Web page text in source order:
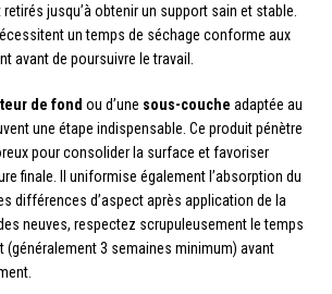
jusqu’à obtenir un support sain et stable.
un temps de séchage conforme aux
avant de poursuivre le travail.
de fond ou d’une sous-couche adaptée au
une étape indispensable. Ce produit pénètre
pour consolider la surface et favoriser
finale. Il uniformise également l’absorption du
différences d’aspect après application de la
neuves, respectez scrupuleusement le temps
(généralement 3 semaines minimum) avant